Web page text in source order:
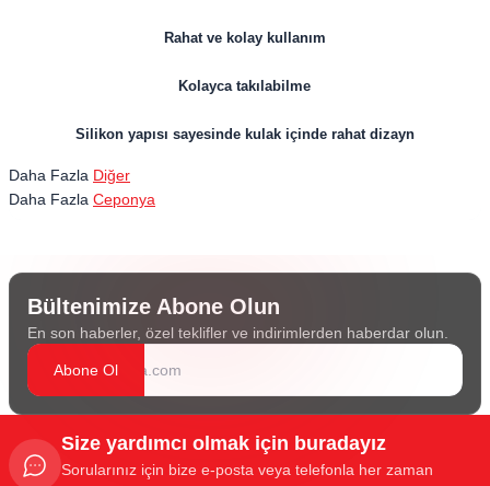
Rahat ve kolay kullanım
Kolayca takılabilme
Silikon yapısı sayesinde kulak içinde rahat dizayn
Daha Fazla Diğer
Daha Fazla Ceponya
Bültenimize Abone Olun
En son haberler, özel teklifler ve indirimlerden haberdar olun.
Abone Ol
Size yardımcı olmak için buradayız
Sorularınız için bize e-posta veya telefonla her zaman